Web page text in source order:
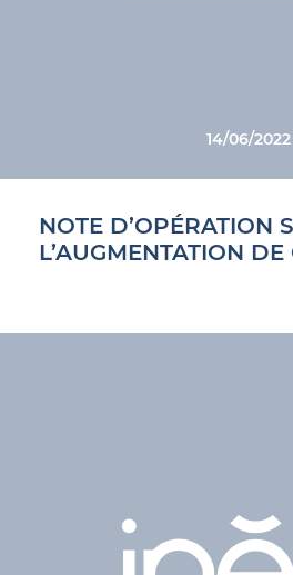
14/06/2022
NOTE D’OPÉRATION
L’AUGMENTATION